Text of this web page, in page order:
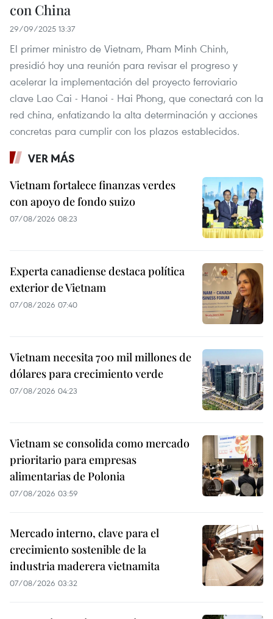
con China
29/09/2025 13:37
El primer ministro de Vietnam, Pham Minh Chinh,
presidió hoy una reunión para revisar el progreso y
acelerar la implementación del proyecto ferroviario
clave Lao Cai - Hanoi - Hai Phong, que conectará con la
red china, enfatizando la alta determinación y acciones
concretas para cumplir con los plazos establecidos.
VER MÁS
Vietnam fortalece finanzas verdes
con apoyo de fondo suizo
07/08/2026 08:23
Experta canadiense destaca política
exterior de Vietnam
07/08/2026 07:40
Vietnam necesita 700 mil millones de
dólares para crecimiento verde
07/08/2026 04:23
Vietnam se consolida como mercado
prioritario para empresas
alimentarias de Polonia
07/08/2026 03:59
Mercado interno, clave para el
crecimiento sostenible de la
industria maderera vietnamita
07/08/2026 03:32